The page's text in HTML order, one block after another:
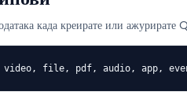
када креирате или ажурирате
file, pdf, audio, app,